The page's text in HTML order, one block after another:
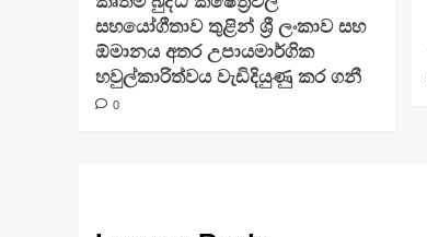
සහයෝගීතාව තුළින් ශ්‍රී ලංකාව සහ
ඕමානය අතර උපායමාර්ගික
හවුල්කාරිත්වය වැඩිදියුණු කර ගනී
0